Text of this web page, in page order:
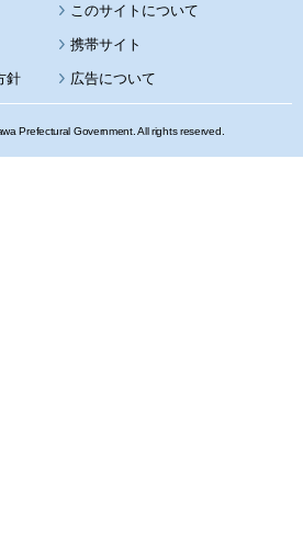
このサイトについて
携帯サイト
針 広告について
Prefectural Government. All rights reserved.